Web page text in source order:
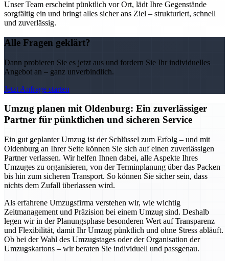
Unser Team erscheint pünktlich vor Ort, lädt Ihre Gegenstände
sorgfältig ein und bringt alles sicher ans Ziel – strukturiert, schnell
und zuverlässig.
Alle Fragen geklärt?
Dann probieren Sie es jetzt aus und fordern Sie Ihr individuelles
Angebot an – ganz unverbindlich.
Jetzt Anfrage starten
Umzug planen mit Oldenburg: Ein zuverlässiger
Partner für pünktlichen und sicheren Service
Ein gut geplanter Umzug ist der Schlüssel zum Erfolg – und mit
Oldenburg an Ihrer Seite können Sie sich auf einen zuverlässigen
Partner verlassen. Wir helfen Ihnen dabei, alle Aspekte Ihres
Umzuges zu organisieren, von der Terminplanung über das Packen
bis hin zum sicheren Transport. So können Sie sicher sein, dass
nichts dem Zufall überlassen wird.
Als erfahrene Umzugsfirma verstehen wir, wie wichtig
Zeitmanagement und Präzision bei einem Umzug sind. Deshalb
legen wir in der Planungsphase besonderen Wert auf Transparenz
und Flexibilität, damit Ihr Umzug pünktlich und ohne Stress abläuft.
Ob bei der Wahl des Umzugstages oder der Organisation der
Umzugskartons – wir beraten Sie individuell und passgenau.